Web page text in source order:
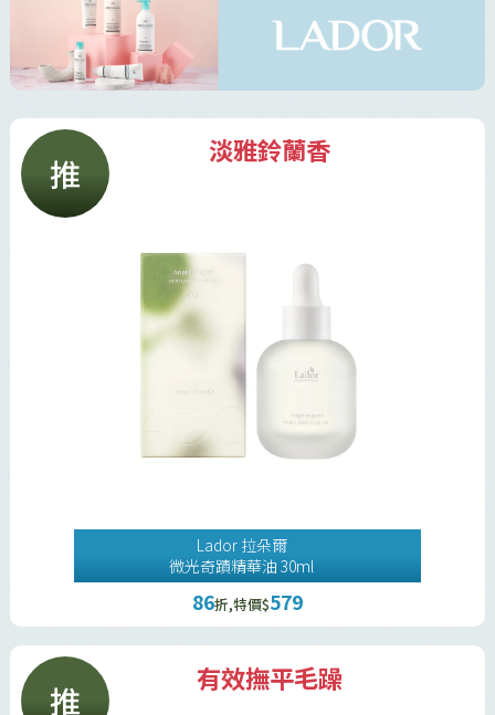
淡雅鈴蘭香
推
Lador 拉朵爾
微光奇蹟精華油 30ml
86折,特價$579
有效撫平毛躁
推